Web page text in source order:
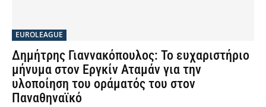
EUROLEAGUE
Δημήτρης Γιαννακόπουλος: Το ευχαριστήριο
μήνυμα στον Εργκίν Αταμάν για την
υλοποίηση του οράματός του στον
Παναθηναϊκό